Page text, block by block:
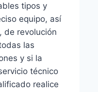
tipos y
equipo, así
de revolución
las
y si la
técnico
realice